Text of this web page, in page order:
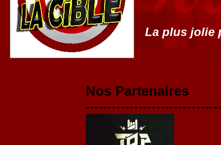
Nos Partenaires
La plus jolie